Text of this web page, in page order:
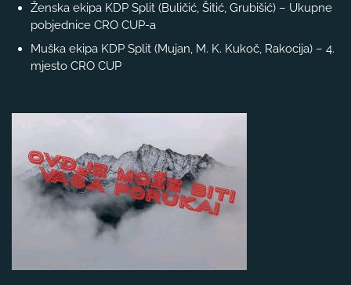
Ženska ekipa KDP Split (Buličić, Šitić, Grubišić) – Ukupne
pobjednice CRO CUP-a
Muška ekipa KDP Split (Mujan, M. K. Kukoč, Rakocija) – 4.
mjesto CRO CUP